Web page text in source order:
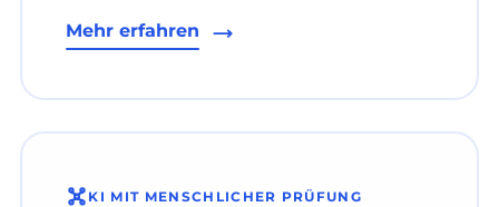
Mehr erfahren
KI MIT MENSCHLICHER PRÜFUNG